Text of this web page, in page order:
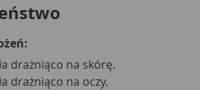
drażniąco na skórę.
drażniąco na oczy.